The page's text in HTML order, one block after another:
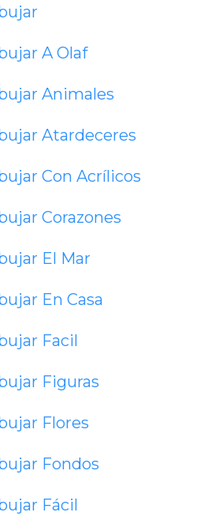
A Olaf
Animales
Atardeceres
Con Acrílicos
Corazones
El Mar
En Casa
Facil
Figuras
Flores
Fondos
Fácil